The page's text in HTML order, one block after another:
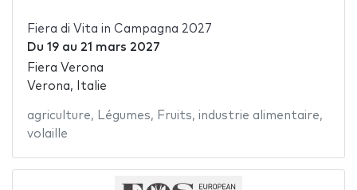
Fiera di Vita in Campagna 2027
Du 19au 21 mars 2027
Fiera Verona
Verona, Italie
agriculture, Légumes, Fruits, industrie alimentaire,
volaille